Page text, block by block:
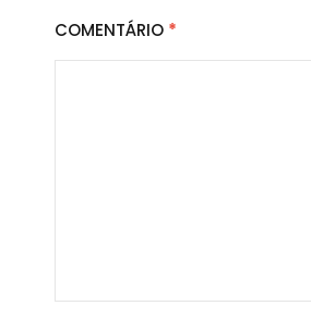
COMENTÁRIO *